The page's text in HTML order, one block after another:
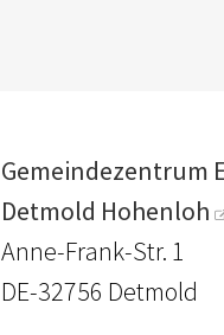
Gemeindezentrum
Detmold Hohenloh
Anne-Frank-Str. 1
DE-32756 Detmold